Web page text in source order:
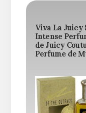
Viva La Juicy
Intense
de Juicy
Perfume de